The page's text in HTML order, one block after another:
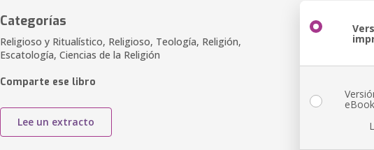
Categorías
Religioso y Ritualístico, Religioso, Teología, Religión,
Escatología, Ciencias de la Religión
Comparte ese libro
Lee un extracto